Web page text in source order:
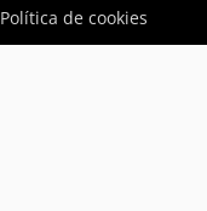
Política de cookies